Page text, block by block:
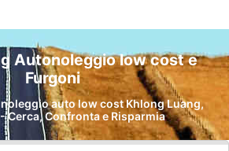
Autonoleggio low cost e
Furgoni
auto low cost Khlong Luang,
Cerca, Confronta e Risparmia